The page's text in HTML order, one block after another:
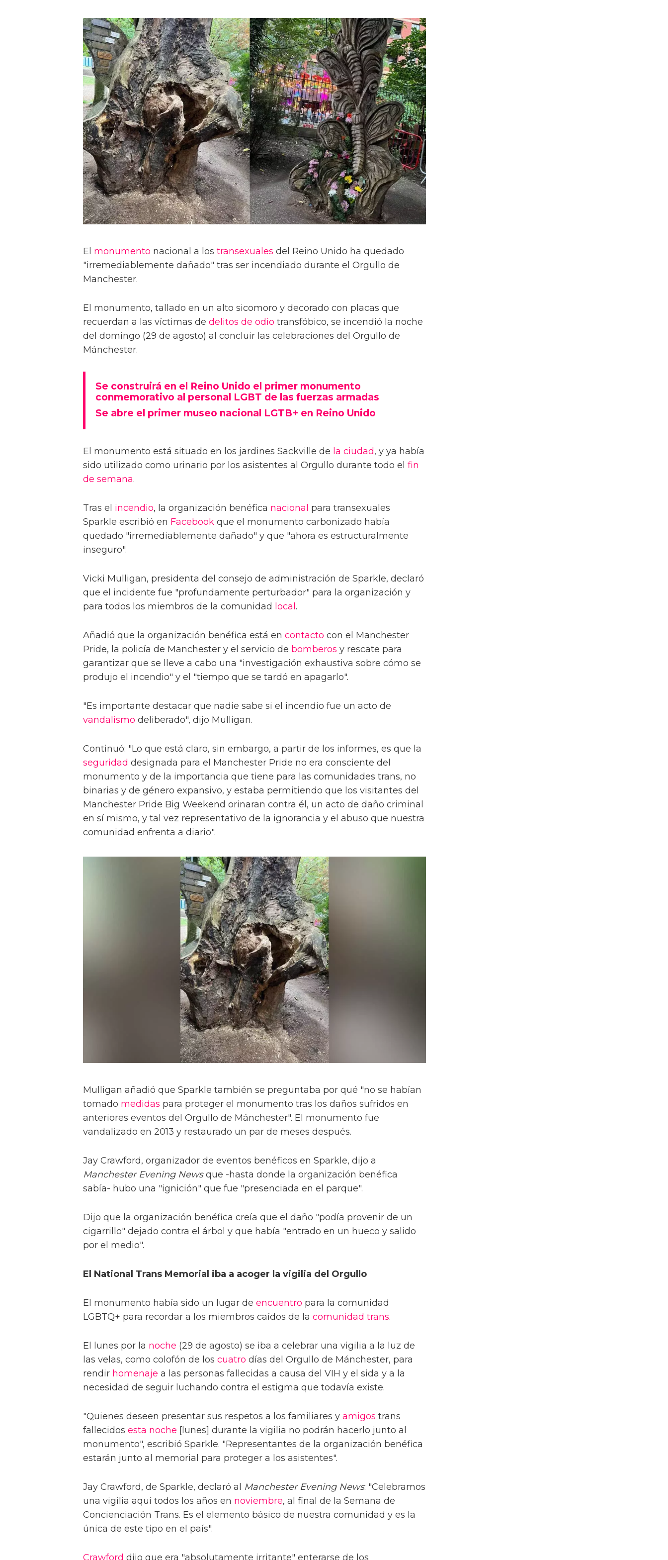
El monumento nacional a los transexuales del Reino Unido ha quedado
"irremediablemente dañado" tras ser incendiado durante el Orgullo de
Manchester.
El monumento, tallado en un alto sicomoro y decorado con placas que
recuerdan a las víctimas de delitos de odio transfóbico, se incendió la noche
del domingo (29 de agosto) al concluir las celebraciones del Orgullo de
Mánchester.
Se construirá en el Reino Unido el primer monumento
conmemorativo al personal LGBT de las fuerzas armadas
Se abre el primer museo nacional LGTB+ en Reino Unido
El monumento está situado en los jardines Sackville de la ciudad, y ya había
sido utilizado como urinario por los asistentes al Orgullo durante todo el fin
de semana.
Tras el incendio, la organización benéfica nacional para transexuales
Sparkle escribió en Facebook que el monumento carbonizado había
quedado "irremediablemente dañado" y que "ahora es estructuralmente
inseguro".
Vicki Mulligan, presidenta del consejo de administración de Sparkle, declaró
que el incidente fue "profundamente perturbador" para la organización y
para todos los miembros de la comunidad local .
Añadió que la organización benéfica está en contacto con el Manchester
Pride, la policía de Manchester y el servicio de bomberos y rescate para
garantizar que se lleve a cabo una "investigación exhaustiva sobre cómo se
produjo el incendio" y el "tiempo que se tardó en apagarlo".
"Es importante destacar que nadie sabe si el incendio fue un acto de
vandalismo deliberado", dijo Mulligan.
Continuó: "Lo que está claro, sin embargo, a partir de los informes, es que la
seguridad designada para el Manchester Pride no era consciente del
monumento y de la importancia que tiene para las comunidades trans, no
binarias y de género expansivo, y estaba permitiendo que los visitantes del
Manchester Pride Big Weekend orinaran contra él, un acto de daño criminal
en sí mismo, y tal vez representativo de la ignorancia y el abuso que nuestra
comunidad enfrenta a diario".
Mulligan añadió que Sparkle también se preguntaba por qué "no se habían
tomado medidas para proteger el monumento tras los daños sufridos en
anteriores eventos del Orgullo de Mánchester". El monumento fue
vandalizado en 2013 y restaurado un par de meses después.
Jay Crawford, organizador de eventos benéficos en Sparkle, dijo a
Manchester Evening Newsque -hasta donde la organización benéfica
sabía- hubo una "ignición" que fue "presenciada en el parque".
Dijo que la organización benéfica creía que el daño "podía provenir de un
cigarrillo" dejado contra el árbol y que había "entrado en un hueco y salido
por el medio".
El National Trans Memorial iba a acoger la vigilia del Orgullo
El monumento había sido un lugar de encuentro para la comunidad
LGBTQ+ para recordar a los miembros caídos de la comunidad trans.
El lunes por la noche (29 de agosto) se iba a celebrar una vigilia a la luz de
las velas, como colofón de los cuatro días del Orgullo de Mánchester, para
rendir homenaje a las personas fallecidas a causa del VIH y el sida y a la
necesidad de seguir luchando contra el estigma que todavía existe.
"Quienes deseen presentar sus respetos a los familiares y amigos trans
fallecidos esta noche [lunes] durante la vigilia no podrán hacerlo junto al
monumento", escribió Sparkle. "Representantes de la organización benéfica
estarán junto al memorial para proteger a los asistentes".
Jay Crawford, de Sparkle, declaró al Manchester Evening News: "Celebramos
una vigilia aquí todos los años en noviembre, al final de la Semana de
Concienciación Trans. Es el elemento básico de nuestra comunidad y es la
única de este tipo en el país".
Crawford dijo que era "absolutamente irritante" enterarse de los